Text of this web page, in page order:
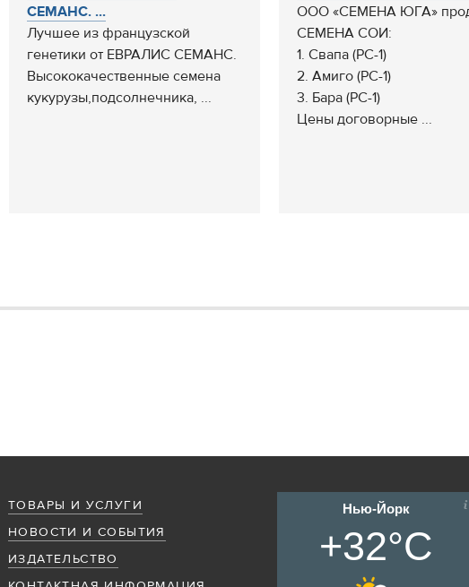
СЕМАНС. ...
Лучшее из французской
генетики от ЕВРАЛИС СЕМАНС.
Высококачественные семена
кукурузы,подсолнечника, ...
ООО «СЕМЕНА ЮГА»
СЕМЕНА СОИ:
1. Свапа (РС-1)
2. Амиго (РС-1)
3. Бара (РС-1)
Цены договорные ...
ТОВАРЫ И УСЛУГИ
НОВОСТИ И СОБЫТИЯ
ИЗДАТЕЛЬСТВО
Нью-Йорк
+32°C